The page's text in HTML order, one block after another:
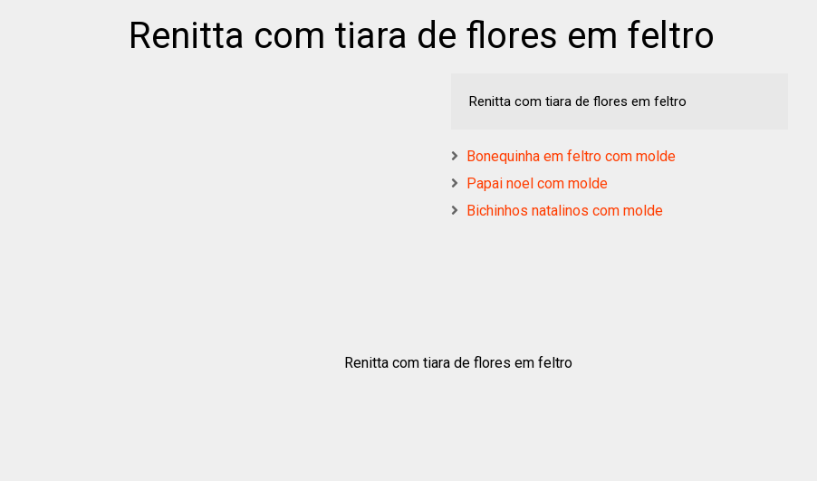
Renitta com tiara de flores em feltro
Renitta com tiara de flores em feltro
Bonequinha em feltro com molde
Papai noel com molde
Bichinhos natalinos com molde
Renitta com tiara de flores em feltro